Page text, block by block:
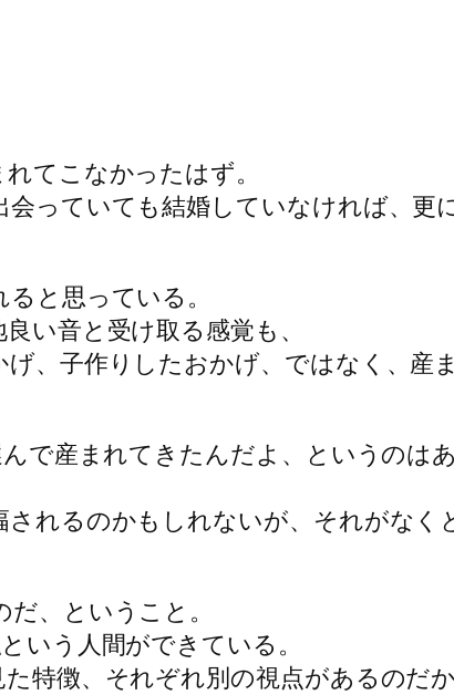
てこなかったはず。
っていても結婚していなければ、
と思っている。
い音と受け取る感覚も、
、子作りしたおかげ、ではなく、産
で産まれてきたんだよ、というのは
れるのかもしれないが、それがな
、ということ。
いう人間ができている。
特徴、それぞれ別の視点があるのだ